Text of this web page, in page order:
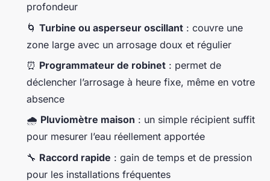
profondeur
🌀 Turbine ou asperseur oscillant : couvre une
zone large avec un arrosage doux et régulier
⏰ Programmateur de robinet : permet de
déclencher l’arrosage à heure fixe, même en votre
absence
🌧️ Pluviomètre maison : un simple récipient suffit
pour mesurer l’eau réellement apportée
🔧 Raccord rapide : gain de temps et de pression
pour les installations fréquentes